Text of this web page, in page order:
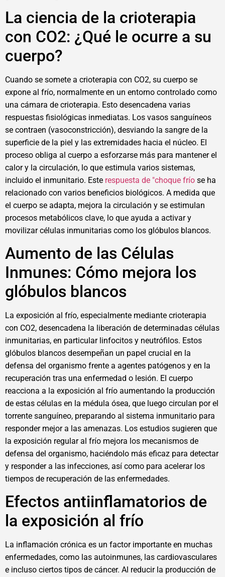
La ciencia de la crioterapia
con CO2: ¿Qué le ocurre a su
cuerpo?
Cuando se somete a crioterapia con CO2, su cuerpo se
expone al frío, normalmente en un entorno controlado como
una cámara de crioterapia. Esto desencadena varias
respuestas fisiológicas inmediatas. Los vasos sanguíneos
se contraen (vasoconstricción), desviando la sangre de la
superficie de la piel y las extremidades hacia el núcleo. El
proceso obliga al cuerpo a esforzarse más para mantener el
calor y la circulación, lo que estimula varios sistemas,
incluido el inmunitario. Este respuesta de "choque frío se ha
relacionado con varios beneficios biológicos. A medida que
el cuerpo se adapta, mejora la circulación y se estimulan
procesos metabólicos clave, lo que ayuda a activar y
movilizar células inmunitarias como los glóbulos blancos.
Aumento de las Células
Inmunes: Cómo mejora los
glóbulos blancos
La exposición al frío, especialmente mediante crioterapia
con CO2, desencadena la liberación de determinadas células
inmunitarias, en particular linfocitos y neutrófilos. Estos
glóbulos blancos desempeñan un papel crucial en la
defensa del organismo frente a agentes patógenos y en la
recuperación tras una enfermedad o lesión. El cuerpo
reacciona a la exposición al frío aumentando la producción
de estas células en la médula ósea, que luego circulan por el
torrente sanguíneo, preparando al sistema inmunitario para
responder mejor a las amenazas. Los estudios sugieren que
la exposición regular al frío mejora los mecanismos de
defensa del organismo, haciéndolo más eficaz para detectar
y responder a las infecciones, así como para acelerar los
tiempos de recuperación de las enfermedades.
Efectos antiinflamatorios de
la exposición al frío
La inflamación crónica es un factor importante en muchas
enfermedades, como las autoinmunes, las cardiovasculares
e incluso ciertos tipos de cáncer. Al reducir la producción de